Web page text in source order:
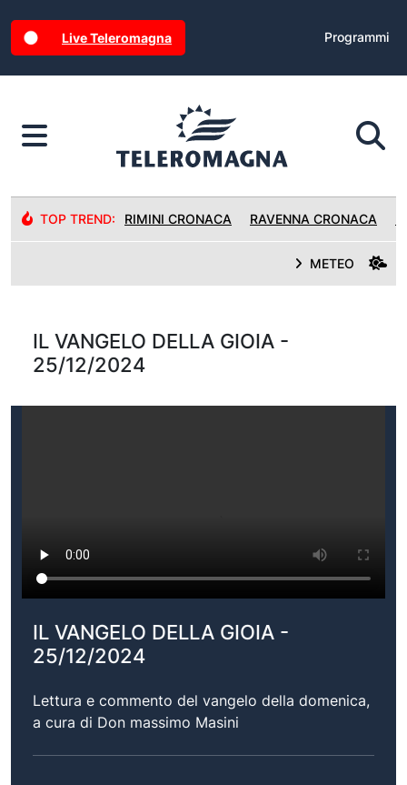
Live Teleromagna Programmi
TOP TREND: RIMINI CRONACA RAVENNA CRONACA
METEO
IL VANGELO DELLA GIOIA -
25/12/2024
IL VANGELO DELLA GIOIA -
25/12/2024
Lettura e commento del vangelo della domenica,
a cura di Don massimo Masini